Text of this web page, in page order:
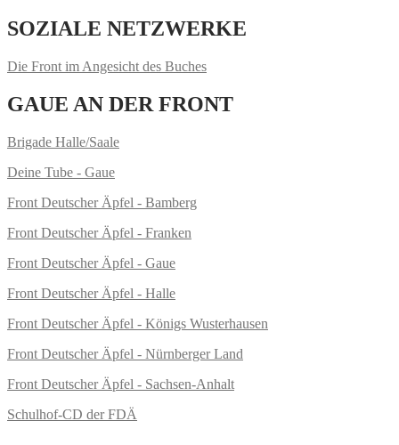
SOZIALE NETZWERKE
Die Front im Angesicht des Buches
GAUE AN DER FRONT
Brigade Halle/Saale
Deine Tube - Gaue
Front Deutscher Äpfel - Bamberg
Front Deutscher Äpfel - Franken
Front Deutscher Äpfel - Gaue
Front Deutscher Äpfel - Halle
Front Deutscher Äpfel - Königs Wusterhausen
Front Deutscher Äpfel - Nürnberger Land
Front Deutscher Äpfel - Sachsen-Anhalt
Schulhof-CD der FDÄ